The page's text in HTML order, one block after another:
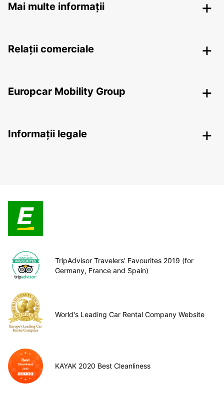
Mai multe informații
Relații comerciale
Europcar Mobility Group
Informații legale
TripAdvisor Travelers’ Favourites 2019 (for
Germany, France and Spain)
World's Leading Car Rental Company Website
KAYAK 2020 Best Cleanliness